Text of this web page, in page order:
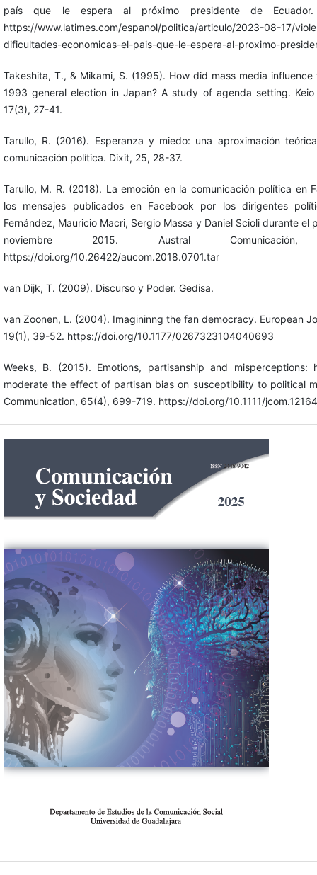
país que le espera al próximo presidente de Ecuador.
https://www.latimes.com/espanol/politica/articulo/2023-08-17/
dificultades-economicas-el-pais-que-le-espera-al-proximo-
Takeshita, T., & Mikami, S. (1995). How did mass media influence
1993 general election in Japan? A study of agenda setting. Keio
17(3), 27-41.
Tarullo, R. (2016). Esperanza y miedo: una aproximación
comunicación política. Dixit, 25, 28-37.
Tarullo, M. R. (2018). La emoción en la comunicación política en
los mensajes publicados en Facebook por los dirigentes
Fernández, Mauricio Macri, Sergio Massa y Daniel Scioli durante el
noviembre 2015. Austral
https://doi.org/10.26422/aucom.2018.0701.tar
van Dijk, T. (2009). Discurso y Poder. Gedisa.
van Zoonen, L. (2004). Imagininng the fan democracy. European
19(1), 39-52. https://doi.org/10.1177/0267323104040693
Weeks, B. (2015). Emotions, partisanship and
moderate the effect of partisan bias on susceptibility to political
Communication, 65(4), 699-719. https://doi.org/10.1111/jcom.12164